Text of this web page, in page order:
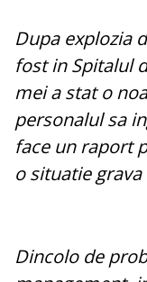
Dupa explozia
fost in Spitalul
mei a stat o
personalul sa
face un raport
o situatie grava
Dincolo de